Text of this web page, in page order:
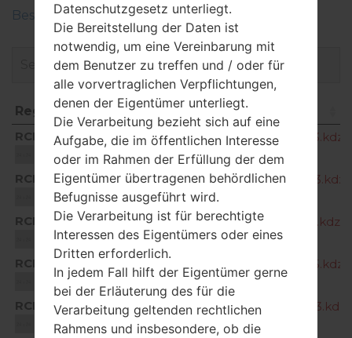
Beschreiben Sie die Regionen der LG-Firmwaren
Region Dateiname
Region
Dateiname
RCF
Unknown
Q730QM611q_00_CHT_US_OP_0513.kdz
RCF
Unknown
Q730QM611s_00_CHT_US_OP_0803.kdz
RCF
Unknown
Q730QM611v_00_CHT_US_OP_1108.kdz
RCF
Unknown
Q730QM611w_01_CHT_US_OP_0105.kdz
RCF
Unknown
Q730QM611x_00_CHT_US_OP_0203.kdz
Datenschutzgesetz unterliegt.
Die Bereitstellung der Daten ist
notwendig, um eine Vereinbarung mit
dem Benutzer zu treffen und / oder für
alle vorvertraglichen Verpflichtungen,
denen der Eigentümer unterliegt.
Die Verarbeitung bezieht sich auf eine
Aufgabe, die im öffentlichen Interesse
oder im Rahmen der Erfüllung der dem
Eigentümer übertragenen behördlichen
Befugnisse ausgeführt wird.
Die Verarbeitung ist für berechtigte
Interessen des Eigentümers oder eines
Dritten erforderlich.
In jedem Fall hilft der Eigentümer gerne
bei der Erläuterung des für die
Verarbeitung geltenden rechtlichen
Rahmens und insbesondere, ob die